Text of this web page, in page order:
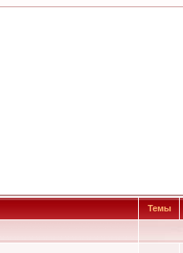
Темы